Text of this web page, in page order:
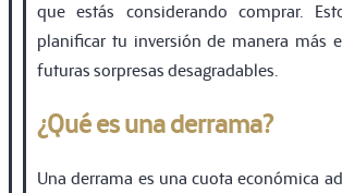
que estás considerando comprar.
planiﬁcar tu inversión de manera más
futuras sorpresas desagradables.
¿Qué es una derrama?
Una derrama es una cuota económica